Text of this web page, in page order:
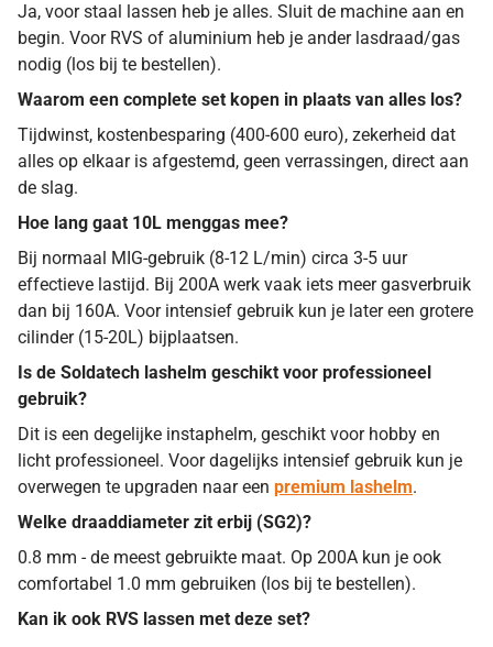
Ja, voor staal lassen heb je alles. Sluit de machine aan en
begin. Voor RVS of aluminium heb je ander lasdraad/gas
nodig (los bij te bestellen).
Waarom een complete set kopen in plaats van alles los?
Tijdwinst, kostenbesparing (400-600 euro), zekerheid dat
alles op elkaar is afgestemd, geen verrassingen, direct aan
de slag.
Hoe lang gaat 10L menggas mee?
Bij normaal MIG-gebruik (8-12 L/min) circa 3-5 uur
effectieve lastijd. Bij 200A werk vaak iets meer gasverbruik
dan bij 160A. Voor intensief gebruik kun je later een grotere
cilinder (15-20L) bijplaatsen.
Is de Soldatech lashelm geschikt voor professioneel
gebruik?
Dit is een degelijke instaphelm, geschikt voor hobby en
licht professioneel. Voor dagelijks intensief gebruik kun je
overwegen te upgraden naar een premium lashelm.
Welke draaddiameter zit erbij (SG2)?
0.8 mm - de meest gebruikte maat. Op 200A kun je ook
comfortabel 1.0 mm gebruiken (los bij te bestellen).
Kan ik ook RVS lassen met deze set?